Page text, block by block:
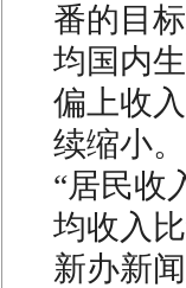
番的目
均国内
偏上收
续缩小。
“居民收
均收入
新办新